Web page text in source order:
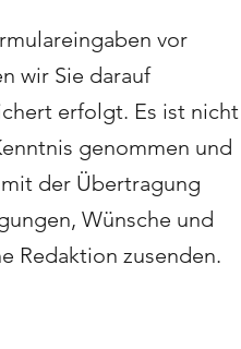
vor
wir Sie darauf
erfolgt. Es ist nicht
genommen und
der Übertragung
Wünsche und
Redaktion zusenden.